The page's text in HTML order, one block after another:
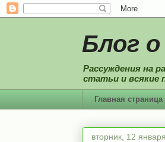
Блог
Рассуждения на
статьи и всякие
Главная страница
вторник, 12